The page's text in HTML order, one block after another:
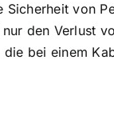
von
den Verlust
bei einem